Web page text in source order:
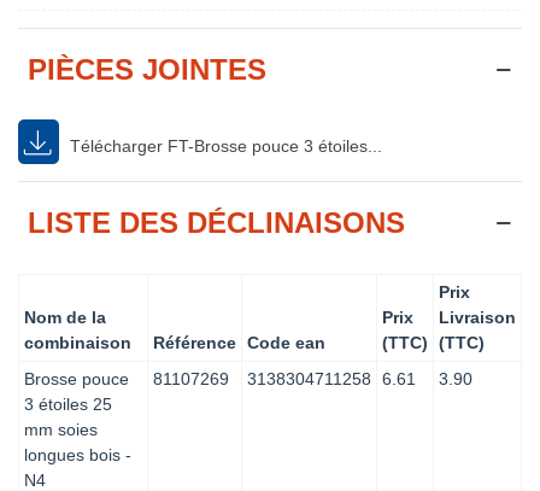
PIÈCES JOINTES
Télécharger FT-Brosse pouce 3 étoiles...
LISTE DES DÉCLINAISONS
Nom de la
combinaison
Référence Code ean
Prix
(TTC)
Prix
Livraison
(TTC)
Brosse pouce
3 étoiles 25
mm soies
longues bois -
N4
81107269 3138304711258 6.61 3.90